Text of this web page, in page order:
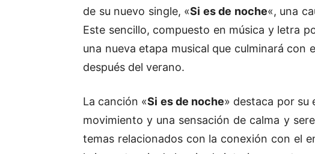
de su nuevo single, «Si es de noche«, una
Este sencillo, compuesto en música y letra
una nueva etapa musical que culminará con
después del verano.
La canción «Si es de noche» destaca por su
movimiento y una sensación de calma y
temas relacionados con la conexión con el